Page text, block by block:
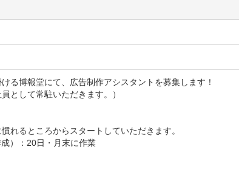
る博報堂にて、広告制作アシスタントを募集します！
として常駐いただきます。）
れるところからスタートしていただきます。
）：20日・月末に作業